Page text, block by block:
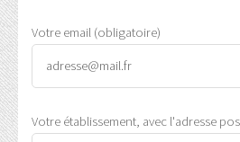
Votre email (obligatoire)
Votre établissement, avec l'adresse